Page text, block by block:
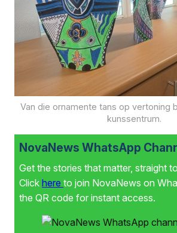
Van die ornamente tans op vertoning
kunssentrum.
NovaNews WhatsApp
Get the stories that matter, straight
Click here to join NovaNews on
the QR code for instant access.